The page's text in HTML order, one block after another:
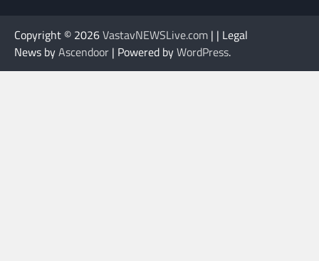
Copyright © 2026VastavNEWSLive.com | | Legal
News byAscendoor | Powered byWordPress.